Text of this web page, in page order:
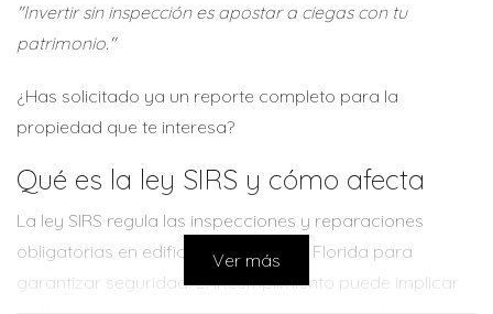
"Invertir sin inspección es apostar a ciegas con tu
patrimonio."
¿Has solicitado ya un reporte completo para la
propiedad que te interesa?
Qué es la ley SIRS y cómo afecta
La ley SIRS regula las inspecciones y reparaciones
obligatorias en edificios antiguos en Florida para
garantizar seguridad. El incumplimiento puede implicar
Ver más